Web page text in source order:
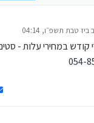
ביז טבת תשפ״ו, 04:14
לאחרונה על ידי
קודש במחירי עלות -